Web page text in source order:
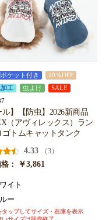
ケット付き
10％OFF
工
虫よけ SALE
ル】【防虫】2026新商品
（アヴィレックス）ラン
ゴトムキャットタンク
4.33
（3）
：
￥3,861
イト
ー
タップしてサイズ・在庫を表示